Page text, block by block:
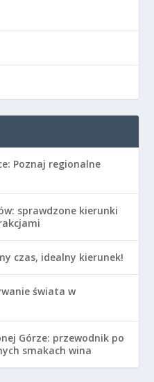
Poznaj regionalne
sprawdzone kierunki
czas, idealny kierunek!
świata w
Górze: przewodnik po
smakach wina